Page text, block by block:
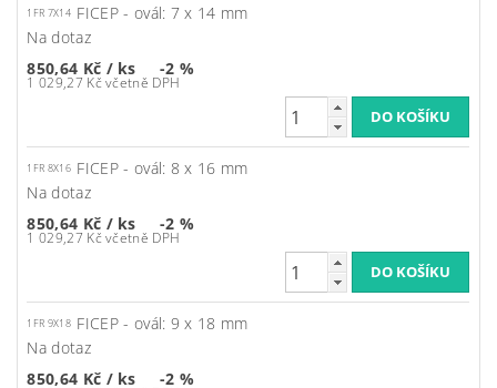
1FR 7X14 FICEP - ovál: 7 x 14 mm
Na dotaz
850,64 Kč / ks
1 029,27 Kč včetně DPH
-2 %
1FR 8X16 FICEP - ovál: 8 x 16 mm
Na dotaz
850,64 Kč / ks
1 029,27 Kč včetně DPH
-2 %
1FR 9X18 FICEP - ovál: 9 x 18 mm
Na dotaz
850,64 Kč / ks -2 %